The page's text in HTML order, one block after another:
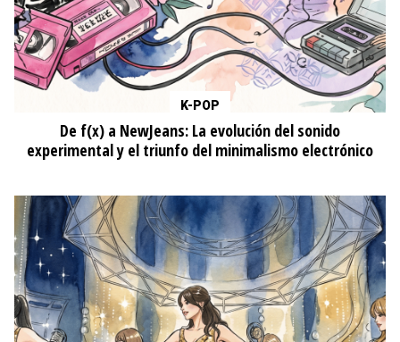
K-POP
De f(x) a NewJeans: La evolución del sonido
experimental y el triunfo del minimalismo electrónico